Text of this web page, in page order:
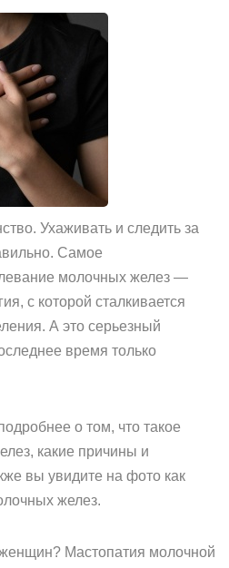
Ухаживать и следить за
Самое
молочных желез —
с которой сталкивается
А это серьезный
время только
о том, что такое
какие причины и
вы увидите на фото как
желез.
Мастопатия молочной